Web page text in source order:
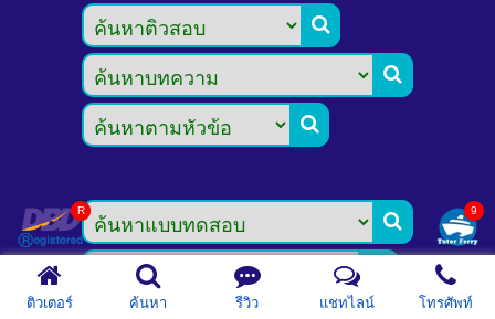




ติวเตอร์ ค้นหา รีวิว แชทไลน์ โทรศัพท์